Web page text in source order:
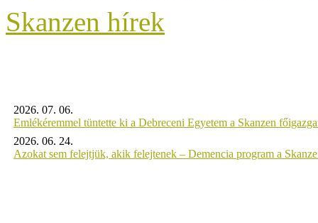
Skanzen hírek
2026. 07. 06.
Emlékéremmel tüntette ki a Debreceni Egyetem a Skanzen
2026. 06. 24.
Azokat sem felejtjük, akik felejtenek – Demencia program a